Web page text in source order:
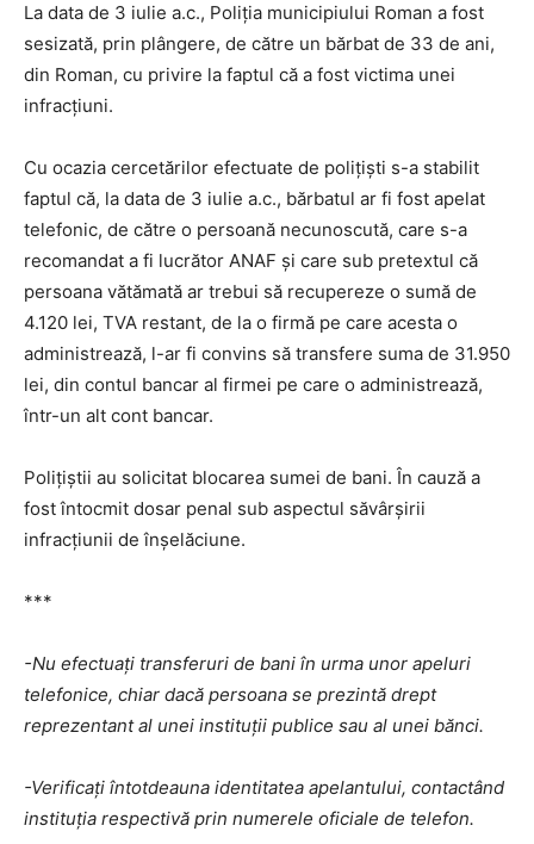
La data de 3 iulie a.c., Poliția municipiului Roman a fost
sesizată, prin plângere, de către un bărbat de 33 de ani,
din Roman, cu privire la faptul că a fost victima unei
infracțiuni.
Cu ocazia cercetărilor efectuate de polițiști s-a stabilit
faptul că, la data de 3 iulie a.c., bărbatul ar fi fost apelat
telefonic, de către o persoană necunoscută, care s-a
recomandat a fi lucrător ANAF și care sub pretextul că
persoana vătămată ar trebui să recupereze o sumă de
4.120 lei, TVA restant, de la o firmă pe care acesta o
administrează, l-ar fi convins să transfere suma de 31.950
lei, din contul bancar al firmei pe care o administrează,
într-un alt cont bancar.
Polițiștii au solicitat blocarea sumei de bani. În cauză a
fost întocmit dosar penal sub aspectul săvârșirii
infracțiunii de înșelăciune.
***
-Nu efectuați transferuri de bani în urma unor apeluri
telefonice, chiar dacă persoana se prezintă drept
reprezentant al unei instituții publice sau al unei bănci.
-Verificați întotdeauna identitatea apelantului, contactând
instituția respectivă prin numerele oficiale de telefon.